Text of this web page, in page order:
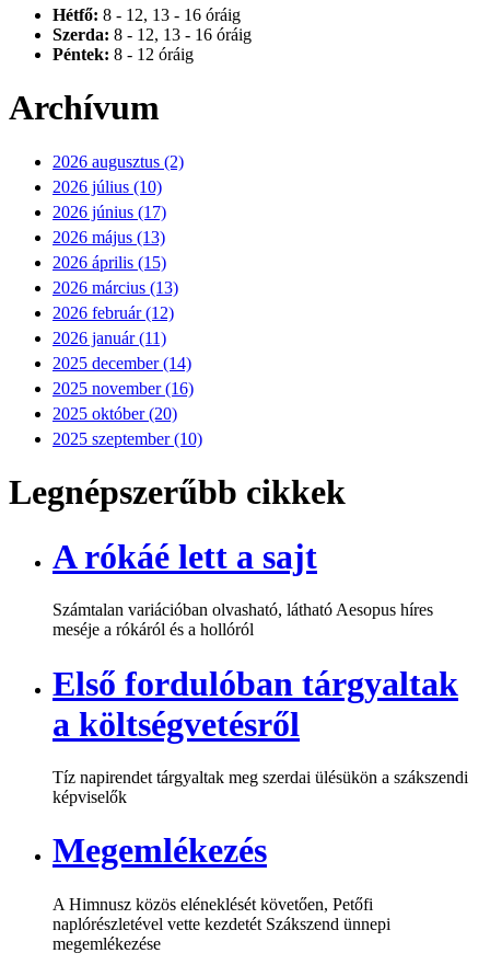
Hétfő: 8 - 12, 13 - 16 óráig
Szerda: 8 - 12, 13 - 16 óráig
Péntek: 8 - 12 óráig
Archívum
2026 augusztus (2)
2026 július (10)
2026 június (17)
2026 május (13)
2026 április (15)
2026 március (13)
2026 február (12)
2026 január (11)
2025 december (14)
2025 november (16)
2025 október (20)
2025 szeptember (10)
Legnépszerűbb cikkek
A rókáé lett a sajt
Számtalan variációban olvasható, látható Aesopus híres
meséje a rókáról és a hollóról
Első fordulóban tárgyaltak
a költségvetésről
Tíz napirendet tárgyaltak meg szerdai ülésükön a szákszendi
képviselők
Megemlékezés
A Himnusz közös eléneklését követően, Petőfi
naplórészletével vette kezdetét Szákszend ünnepi
megemlékezése